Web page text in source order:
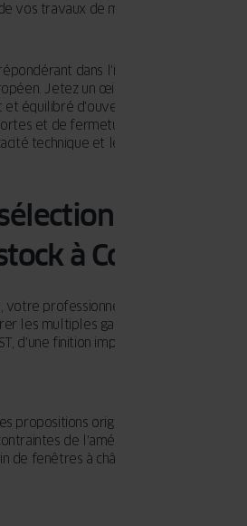
vos travaux de menuiserie.
dans l'industrie des fenêtres
Jetez un œil à notre assortiment
équilibré d'ouvertures, de portes-
et de fermetures, qui vous
technique et leur esthétisme.
de
à Coutances
professionnel OKNOPLAST est
les multiples gammes de produits mis
d'une finition impeccable et à un prix
propositions originales et/ou
de l'aménagement de votre
de fenêtres à châssis fixes pour votre